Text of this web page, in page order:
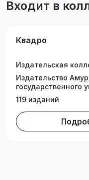
болезней пчел.
«Лабораторно-
Входит в
Квадро
Издательская
Издательство
государственного
119 изданий